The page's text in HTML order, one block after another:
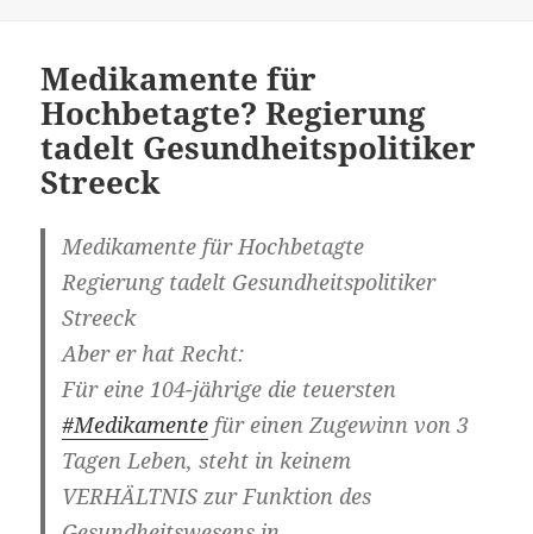
Medikamente für
Hochbetagte? Regierung
tadelt Gesundheitspolitiker
Streeck
Medikamente für Hochbetagte
Regierung tadelt Gesundheitspolitiker
Streeck
Aber er hat Recht:
Für eine 104-jährige die teuersten
#Medikamente für einen Zugewinn von 3
Tagen Leben, steht in keinem
VERHÄLTNIS zur Funktion des